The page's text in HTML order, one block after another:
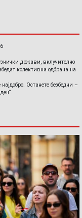
држави, вклучително
колективна одбрана на
Останете безбедни –